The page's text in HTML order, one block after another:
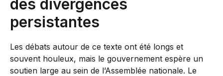
des divergences
persistantes
Les débats autour de ce texte ont été longs et
souvent houleux, mais le gouvernement espère un
soutien large au sein de l’Assemblée nationale. Le